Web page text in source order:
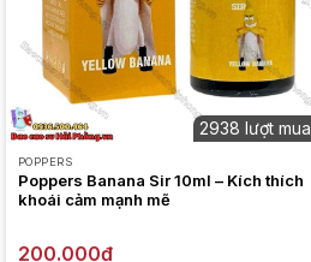
2938 lượt mua
POPPERS
Poppers Banana Sir 10ml – Kích thích
khoái cảm mạnh mẽ
200.000₫